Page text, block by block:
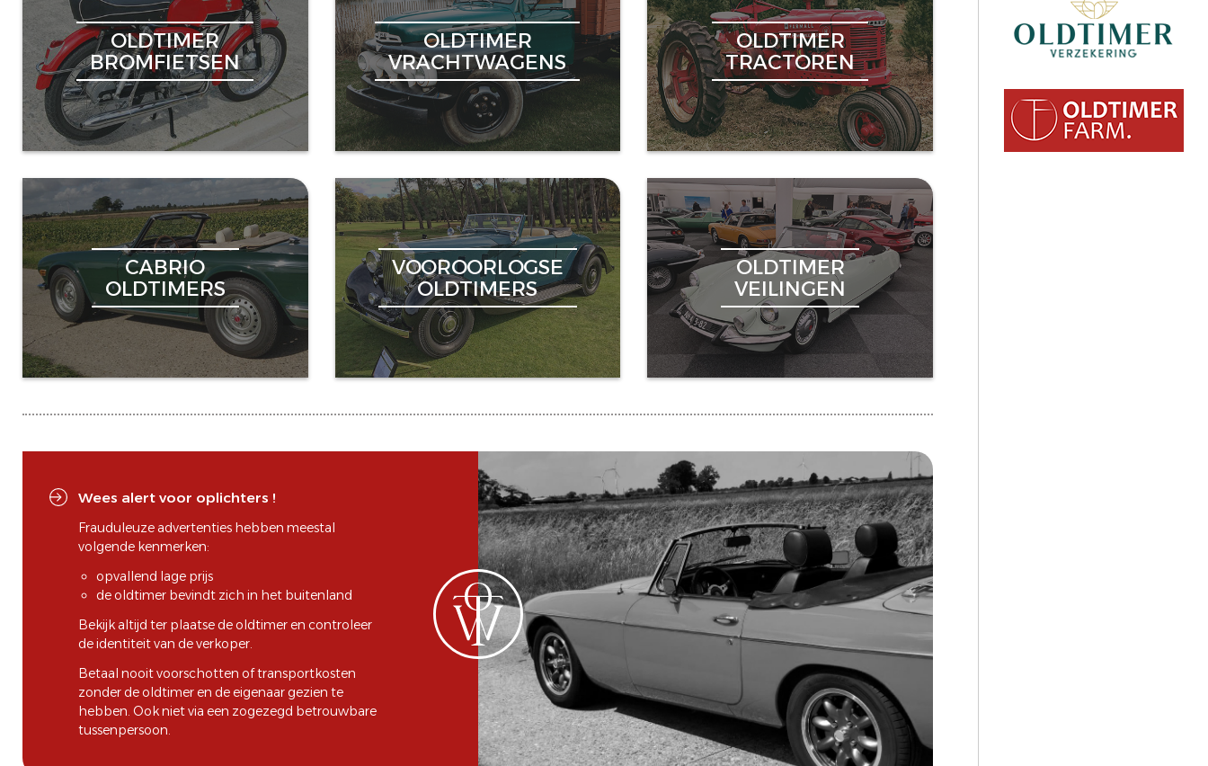
OLDTIMER
BROMFIETSEN
OLDTIMER
VRACHTWAGENS
OLDTIMER
TRACTOREN
CABRIO
OLDTIMERS
VOOROORLOGSE
OLDTIMERS
OLDTIMER
VEILINGEN
Wees alert voor oplichters !
Frauduleuze advertenties hebben meestal
volgende kenmerken:
opvallend lage prijs
de oldtimer bevindt zich in het buitenland
Bekijk altijd ter plaatse de oldtimer en controleer
de identiteit van de verkoper.
Betaal nooit voorschotten of transportkosten
zonder de oldtimer en de eigenaar gezien te
hebben. Ook niet via een zogezegd betrouwbare
tussenpersoon.